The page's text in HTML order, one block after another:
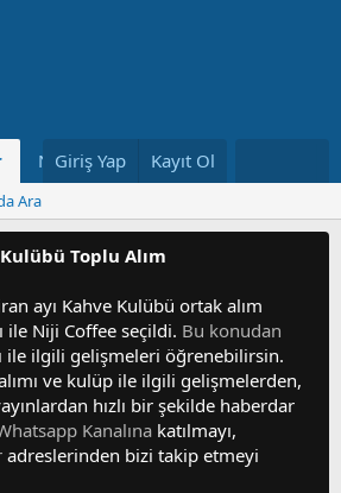
Neler Yeni Kullanıcılar
Giriş Yap Kayıt Ol
Ara
Toplu Alım
ayı Kahve Kulübü ortak alım
ile Niji Coffee seçildi. Bu konudan
ile ilgili gelişmeleri öğrenebilirsin.
ve kulüp ile ilgili gelişmelerden,
hızlı bir şekilde haberdar
Kanalına katılmayı,
adreslerinden bizi takip etmeyi